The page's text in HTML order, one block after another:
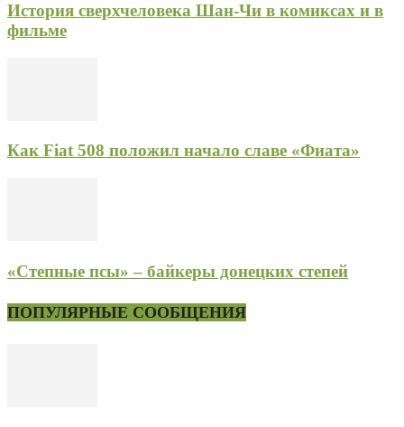
История сверхчеловека Шан-Чи в комиксах и в
фильме
Как Fiat 508 положил начало славе «Фиата»
«Степные псы» – байкеры донецких степей
ПОПУЛЯРНЫЕ СООБЩЕНИЯ